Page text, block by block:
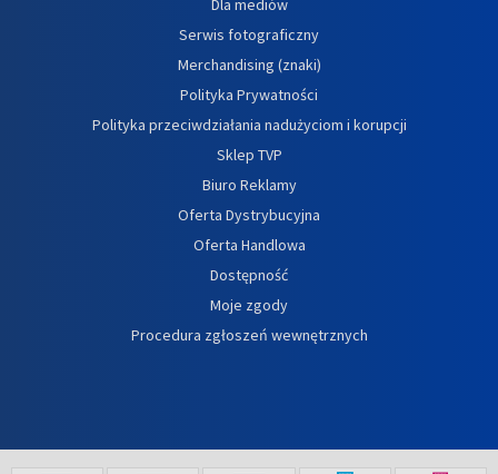
Dla mediów
Serwis fotograficzny
Merchandising (znaki)
Polityka Prywatności
Polityka przeciwdziałania nadużyciom i korupcji
Sklep TVP
Biuro Reklamy
Oferta Dystrybucyjna
Oferta Handlowa
Dostępność
Moje zgody
Procedura zgłoszeń wewnętrznych